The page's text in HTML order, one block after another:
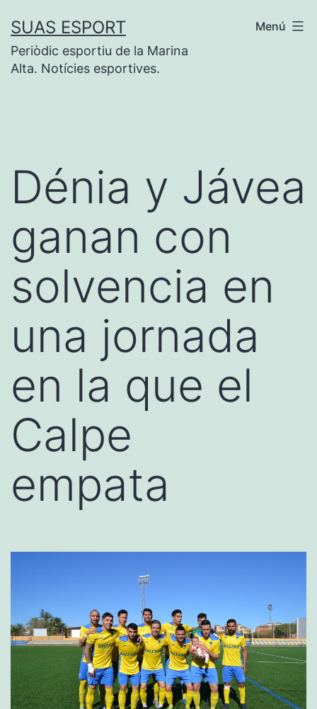
contenido
SUAS ESPORT
Periòdic esportiu de la Marina
Alta. Notícies esportives.
Menú
Dénia y Jávea
ganan con
solvencia en
una jornada
en la que el
Calpe
empata